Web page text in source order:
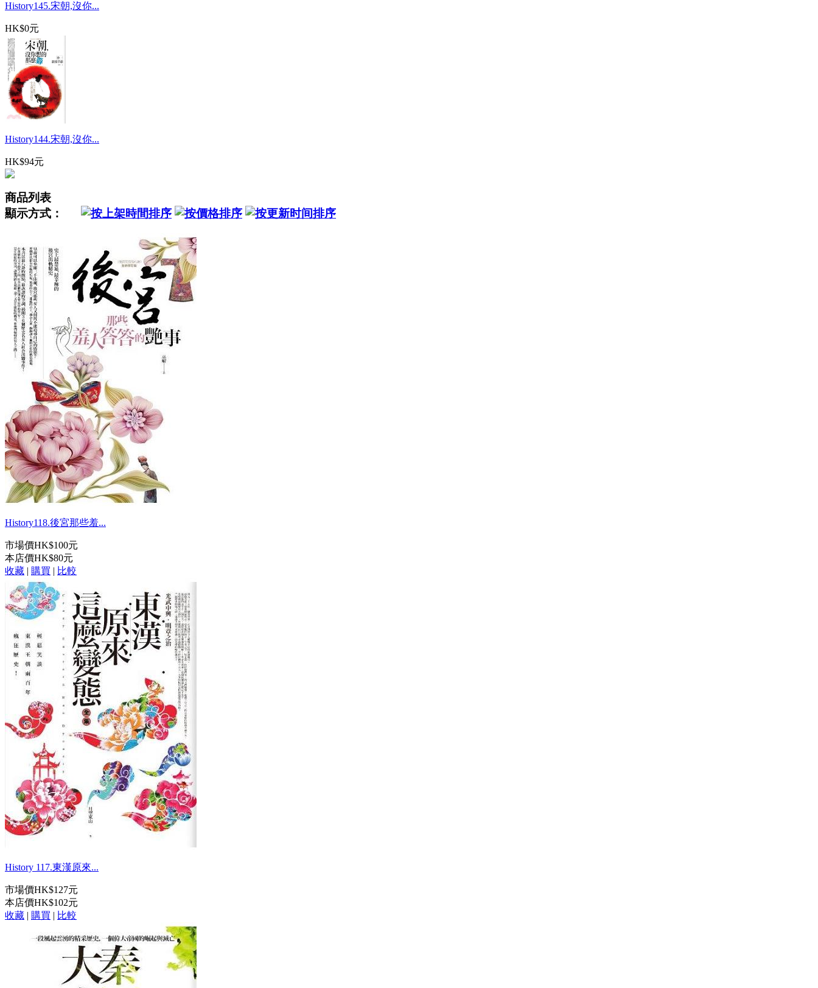
History145.宋朝,沒你...
HK$0元
History144.宋朝,沒你...
HK$94元
商品列表
顯示方式：
History118.後宮那些羞...
市場價HK$100元
本店價HK$80元
收藏 | 購買 | 比較
History 117.東漢原來...
市場價HK$127元
本店價HK$102元
收藏 | 購買 | 比較